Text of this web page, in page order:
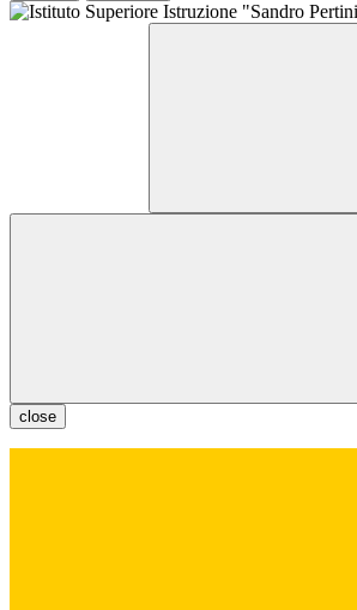
close